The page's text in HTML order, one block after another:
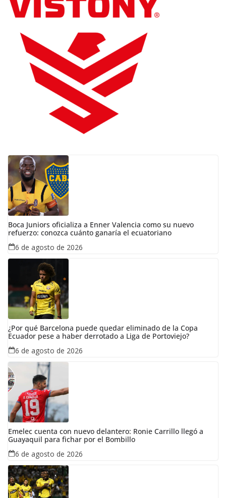
Boca Juniors oficializa a Enner Valencia como su nuevo
refuerzo: conozca cuánto ganaría el ecuatoriano
6 de agosto de 2026
¿Por qué Barcelona puede quedar eliminado de la Copa
Ecuador pese a haber derrotado a Liga de Portoviejo?
6 de agosto de 2026
Emelec cuenta con nuevo delantero: Ronie Carrillo llegó a
Guayaquil para fichar por el Bombillo
6 de agosto de 2026